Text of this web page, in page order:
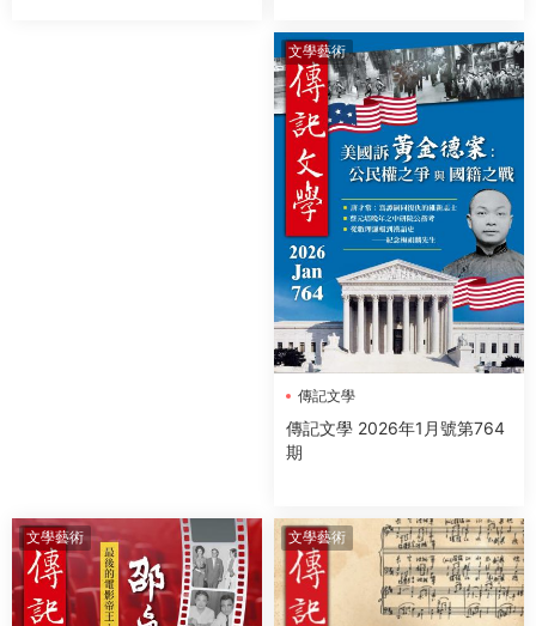
文學藝術
傳記文學
傳記文學 2026年1月號第764
期
文學藝術 文學藝術